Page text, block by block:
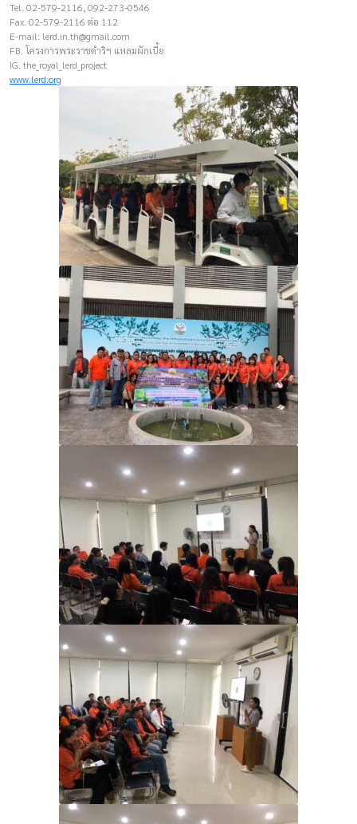
Tel. 02-579-2116, 092-273-0546
Fax. 02-579-2116 ต่อ 112
E-mail: lerd.in.th@gmail.com
FB. โครงการพระราชดำริฯ แหลมผักเบี้ย
IG. the_royal_lerd_project
www.lerd.org